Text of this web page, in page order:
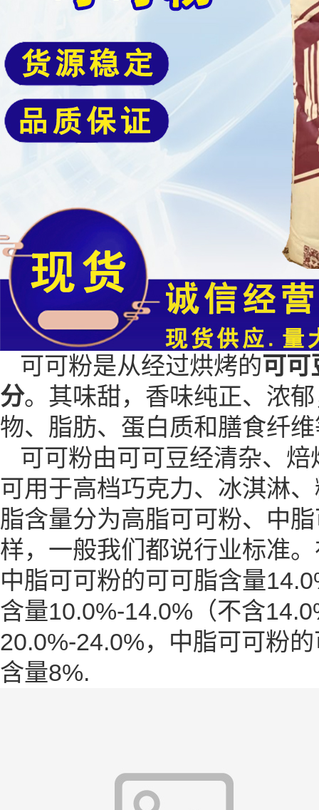
可可粉是从经过烘烤的可可
分。其味甜，香味纯正、浓
物、脂肪、蛋白质和膳食纤
可可粉由可可豆经清杂、
可用于高档巧克力、冰淇淋
脂含量分为高脂可可粉、中
样，一般我们都说行业标准
中脂可可粉的可可脂含量
含量10.0%-14.0%（不含
20.0%-24.0%，中脂可可粉
含量8%.